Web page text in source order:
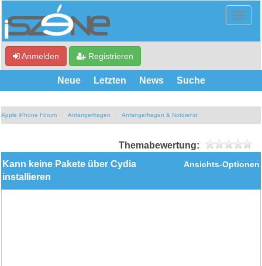
Anmelden Registrieren
Neue Letzten News Suche
Apple iPhone Forum Anfängerfragen Anfängerfragen & Notdienst
Themabewertung:
Ansichts-Optionen
Kann keine Pakete über Cydia
installieren